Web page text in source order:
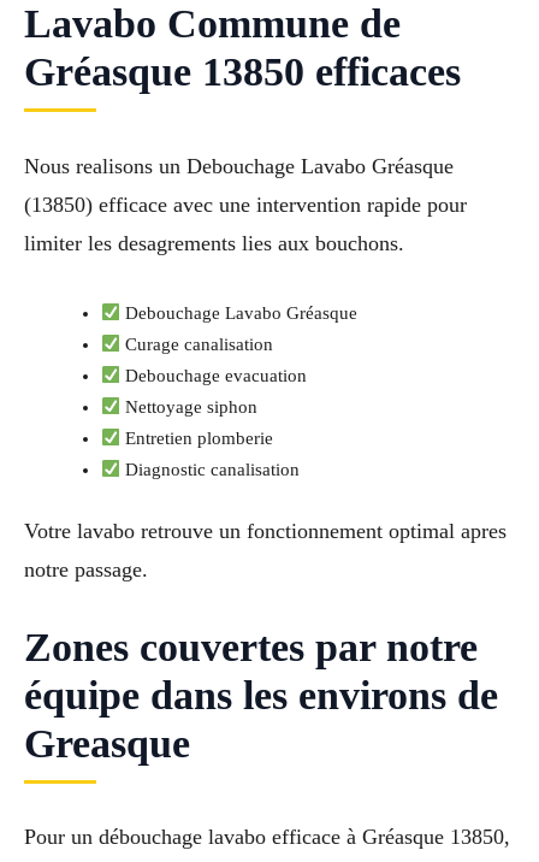
Lavabo Commune de
Gréasque 13850 efficaces
Nous realisons un Debouchage Lavabo Gréasque
(13850) efficace avec une intervention rapide pour
limiter les desagrements lies aux bouchons.
Debouchage Lavabo Gréasque
Curage canalisation
Debouchage evacuation
Nettoyage siphon
Entretien plomberie
Diagnostic canalisation
Votre lavabo retrouve un fonctionnement optimal apres
notre passage.
Zones couvertes par notre
équipe dans les environs de
Greasque
Pour un débouchage lavabo efficace à Gréasque 13850,